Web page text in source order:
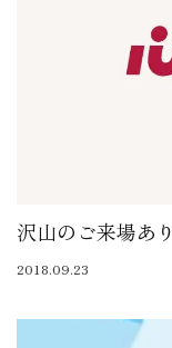
沢山のご来場あ
2018.09.23